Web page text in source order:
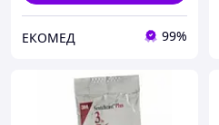
ЕКОМЕД 99%